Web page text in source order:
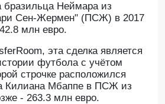
Неймара из
Сен-Жермен" (ПСЖ) в 2017
млн евро.
эта сделка является
футбола с учётом
строчке расположился
Килиана Мбаппе в ПСЖ из
- 263.3 млн евро.